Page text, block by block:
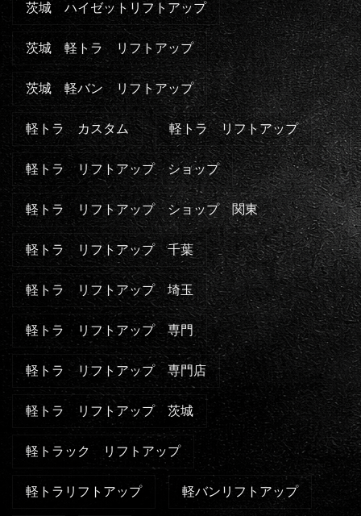
茨城 ハイゼットリフトアップ
茨城 軽トラ リフトアップ
茨城 軽バン リフトアップ
軽トラ カスタム 軽トラ リフトアップ
軽トラ リフトアップ ショップ
軽トラ リフトアップ ショップ 関東
軽トラ リフトアップ 千葉
軽トラ リフトアップ 埼玉
軽トラ リフトアップ 専門
軽トラ リフトアップ 専門店
軽トラ リフトアップ 茨城
軽トラック リフトアップ
軽トラリフトアップ 軽バンリフトアップ